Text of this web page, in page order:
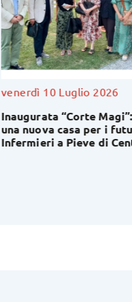
venerdì 10 Luglio 2026
Inaugurata “Corte Magi”:
una nuova casa per i
Infermieri a Pieve di